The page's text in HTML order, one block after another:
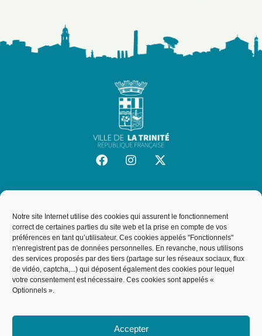
Notre site Internet utilise des cookies qui assurent le fonctionnement
correct de certaines parties du site web et la prise en compte de vos
préférences en tant qu’utilisateur. Ces cookies appelés "Fonctionnels"
n'enregistrent pas de données personnelles. En revanche, nous utilisons
des services proposés par des tiers (partage sur les réseaux sociaux, flux
de vidéo, captcha,...) qui déposent également des cookies pour lequel
votre consentement est nécessaire. Ces cookies sont appelés «
Optionnels ».
Accepter
Mairie de la Trinité
19, rue de l'Hôtel de Ville, 06340, La Trinité
NOUS CONTACTER
04 93 27 64 00